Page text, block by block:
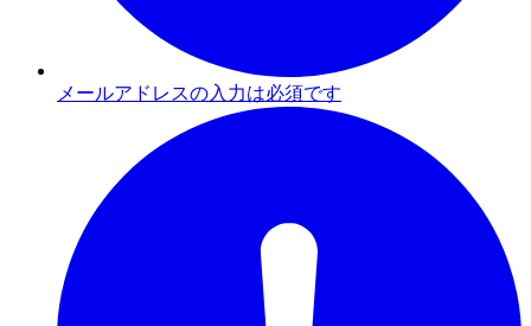
メールアドレスの入力は必須です